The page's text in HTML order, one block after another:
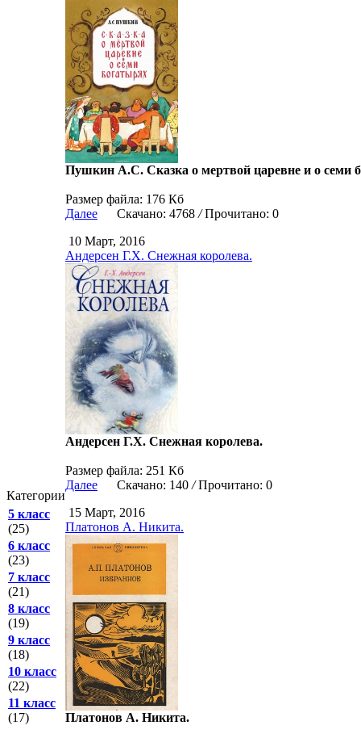
Категории
5 класс
(25)
6 класс
(23)
7 класс
(21)
8 класс
(19)
9 класс
(18)
10 класс
(22)
11 класс
(17)
Пушкин А.С. Сказка о мертвой царевне и о семи
Размер файла: 176 Кб
Далее
Скачано: 4768 /Прочитано: 0
10 Март, 2016
Андерсен Г.Х. Снежная королева.
Андерсен Г.Х. Снежная королева.
Размер файла: 251 Кб
Далее
Скачано: 140 /Прочитано: 0
15 Март, 2016
Платонов А. Никита.
Платонов А. Никита.